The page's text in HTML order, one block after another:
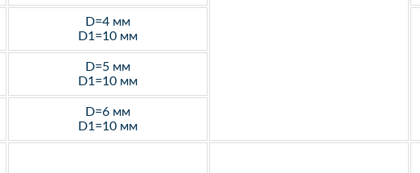
D=4 мм
D1=10 мм
D=5 мм
D1=10 мм
D=6 мм
D1=10 мм